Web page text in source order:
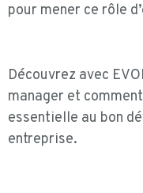
pour mener ce rôle
Découvrez avec
manager et
essentielle au bon
entreprise.